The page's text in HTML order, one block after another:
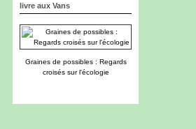
livre aux Vans
Graines de possibles : Regards
croisés sur l'écologie